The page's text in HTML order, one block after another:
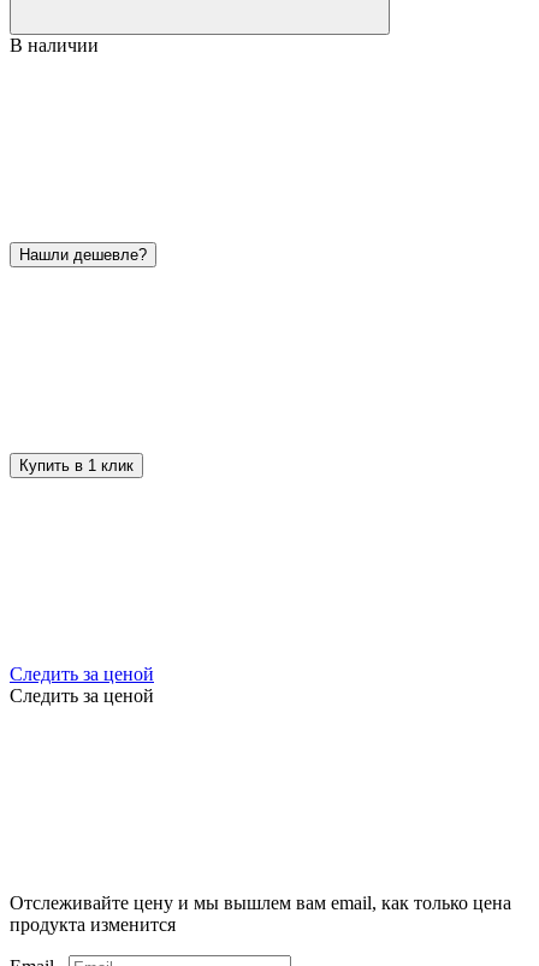
В наличии
Нашли дешевле?
Купить в 1 клик
Следить за ценой
Следить за ценой
Отслеживайте цену и мы вышлем вам email, как только цена
продукта изменится